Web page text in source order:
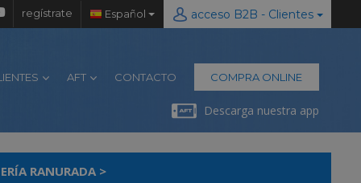
regístrate Español acceso B2B - Clientes
AFT CONTACTO COMPRA ONLINE
Descarga nuestra app
RANURADA >